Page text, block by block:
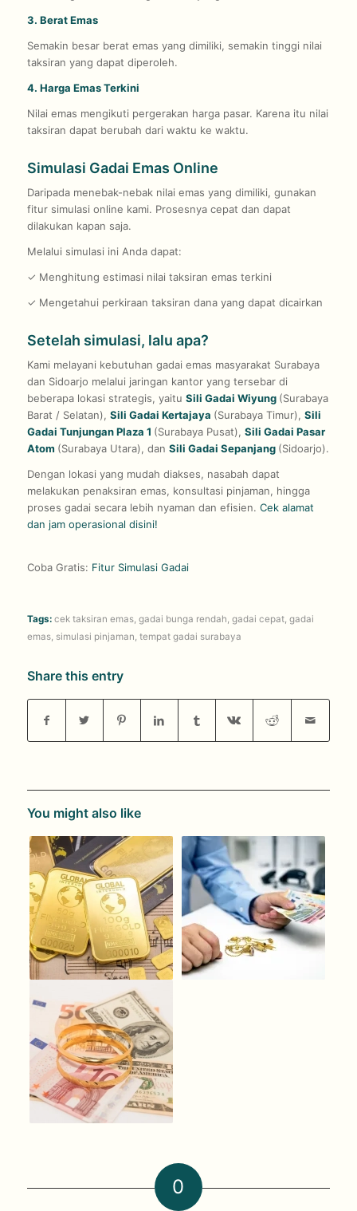
3. Berat Emas
Semakin besar berat emas yang dimiliki, semakin tinggi nilai
taksiran yang dapat diperoleh.
4. Harga Emas Terkini
Nilai emas mengikuti pergerakan harga pasar. Karena itu nilai
taksiran dapat berubah dari waktu ke waktu.
Simulasi Gadai Emas Online
Daripada menebak-nebak nilai emas yang dimiliki, gunakan
fitur simulasi online kami. Prosesnya cepat dan dapat
dilakukan kapan saja.
Melalui simulasi ini Anda dapat:
✓ Menghitung estimasi nilai taksiran emas terkini
✓ Mengetahui perkiraan taksiran dana yang dapat dicairkan
Setelah simulasi, lalu apa?
Kami melayani kebutuhan gadai emas masyarakat Surabaya
dan Sidoarjo melalui jaringan kantor yang tersebar di
beberapa lokasi strategis, yaitu Sili Gadai Wiyung (Surabaya
Barat / Selatan), Sili Gadai Kertajaya (Surabaya Timur), Sili
Gadai Tunjungan Plaza 1 (Surabaya Pusat), Sili Gadai Pasar
Atom (Surabaya Utara), dan Sili Gadai Sepanjang (Sidoarjo).
Dengan lokasi yang mudah diakses, nasabah dapat
melakukan penaksiran emas, konsultasi pinjaman, hingga
proses gadai secara lebih nyaman dan efisien. Cek alamat
dan jam operasional disini!
Coba Gratis: Fitur Simulasi Gadai
Tags: cek taksiran emas, gadai bunga rendah gadai cepat, gadai
emas, simulasi pinjaman tempat gadai surabaya
Share this entry
You might also like
0